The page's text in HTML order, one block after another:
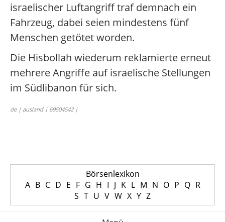
israelischer Luftangriff traf demnach ein
Fahrzeug, dabei seien mindestens fünf
Menschen getötet worden.
Die Hisbollah wiederum reklamierte erneut
mehrere Angriffe auf israelische Stellungen
im Südlibanon für sich.
de | ausland | 69504542 |
Börsenlexikon
A B C D E F G H I J K L M N O P Q R
S T U V W X Y Z